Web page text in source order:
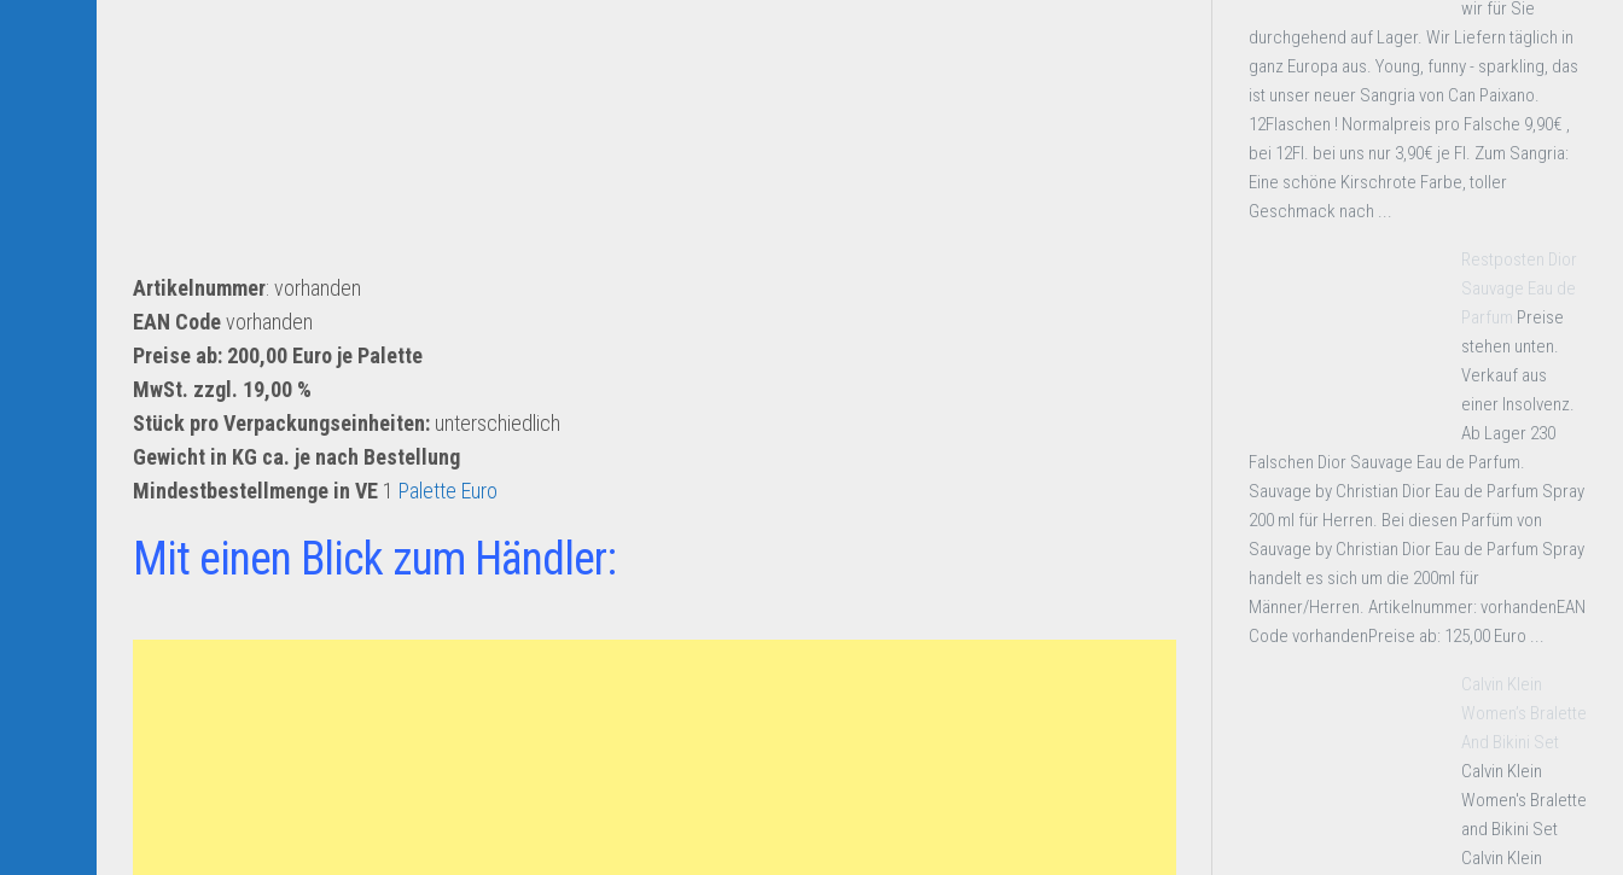
Artikelnummer: vorhanden
EAN Codevorhanden
Preise ab: 200,00 Euro je Palette
MwSt. zzgl. 19,00 %
Stück pro Verpackungseinheiten: unterschiedlich
Gewicht in KG ca. je nach Bestellung
Mindestbestellmenge in VE 1 Palette Euro
Mit einen Blick zum Händler:
wir für Sie
durchgehend auf Lager. Wir Liefern täglich in
ganz Europa aus. Young, funny - sparkling, das
ist unser neuer Sangria von Can Paixano.
12Flaschen ! Normalpreis pro Falsche 9,90€ ,
bei 12Fl. bei uns nur 3,90€ je Fl. Zum Sangria:
Eine schöne Kirschrote Farbe, toller
Geschmack nach ...
Restposten Dior
Sauvage Eau de
Parfum Preise
stehen unten.
Verkauf aus
einer Insolvenz.
Ab Lager 230
Falschen Dior Sauvage Eau de Parfum.
Sauvage by Christian Dior Eau de Parfum Spray
200 ml für Herren. Bei diesen Parfüm von
Sauvage by Christian Dior Eau de Parfum Spray
handelt es sich um die 200ml für
Männer/Herren. Artikelnummer: vorhandenEAN
Code vorhandenPreise ab: 125,00 Euro ...
Calvin Klein
Women’s Bralette
And Bikini Set
Calvin Klein
Women's Bralette
and Bikini Set
Calvin Klein